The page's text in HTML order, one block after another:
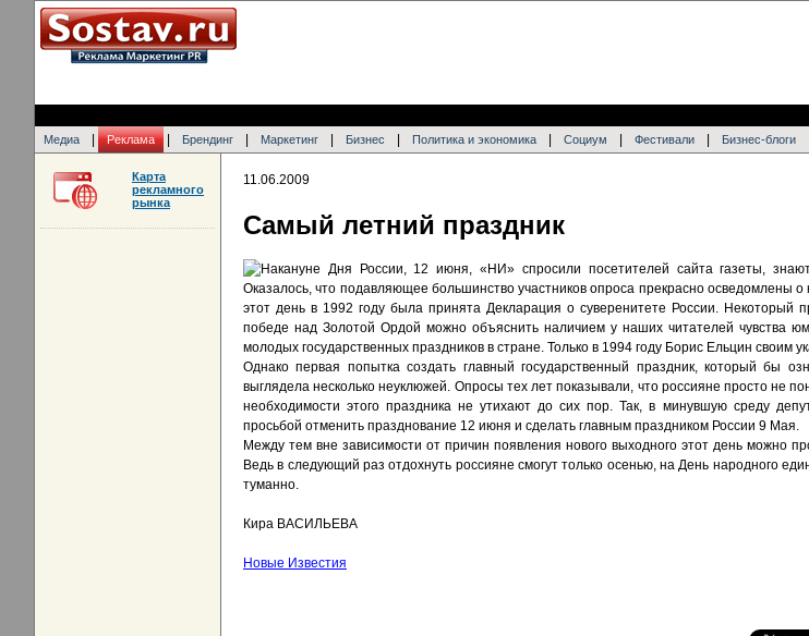
Медиа Реклама Брендинг Маркетинг Бизнес Политика и экономика Социум Фестивали Бизнес-блоги
11.06.2009
Самый летний праздник
Накануне Дня России, 12 июня, «НИ» спросили посетителей сайта газеты,
Оказалось, что подавляющее большинство участников опроса прекрасно осведомлены о
этот день в 1992 году была принята Декларация о суверенитете России. Некоторый
победе над Золотой Ордой можно объяснить наличием у наших читателей чувства
молодых государственных праздников в стране. Только в 1994 году Борис Ельцин своим
Однако первая попытка создать главный государственный праздник, который бы
выглядела несколько неуклюжей. Опросы тех лет показывали, что россияне просто не
необходимости этого праздника не утихают до сих пор. Так, в минувшую среду
просьбой отменить празднование 12 июня и сделать главным праздником России 9 Мая.
Между тем вне зависимости от причин появления нового выходного этот день можно
Ведь в следующий раз отдохнуть россияне смогут только осенью, на День народного
туманно.
Кира ВАСИЛЬЕВА
Новые Известия
Карта
рекламного
рынка